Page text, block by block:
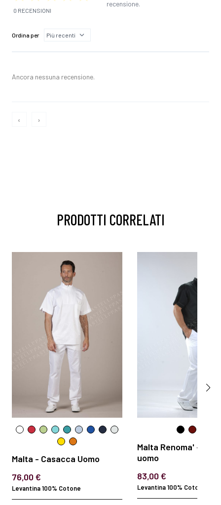
0 RECENSIONI
recensione.
Ordina per
Ancora nessuna recensione.
‹ ›
PRODOTTI CORRELATI
Malta - Casacca Uomo
76,00 €
Levantina 100% Cotone
Malta Renoma' -
uomo
83,00 €
Levantina 100% Cotone